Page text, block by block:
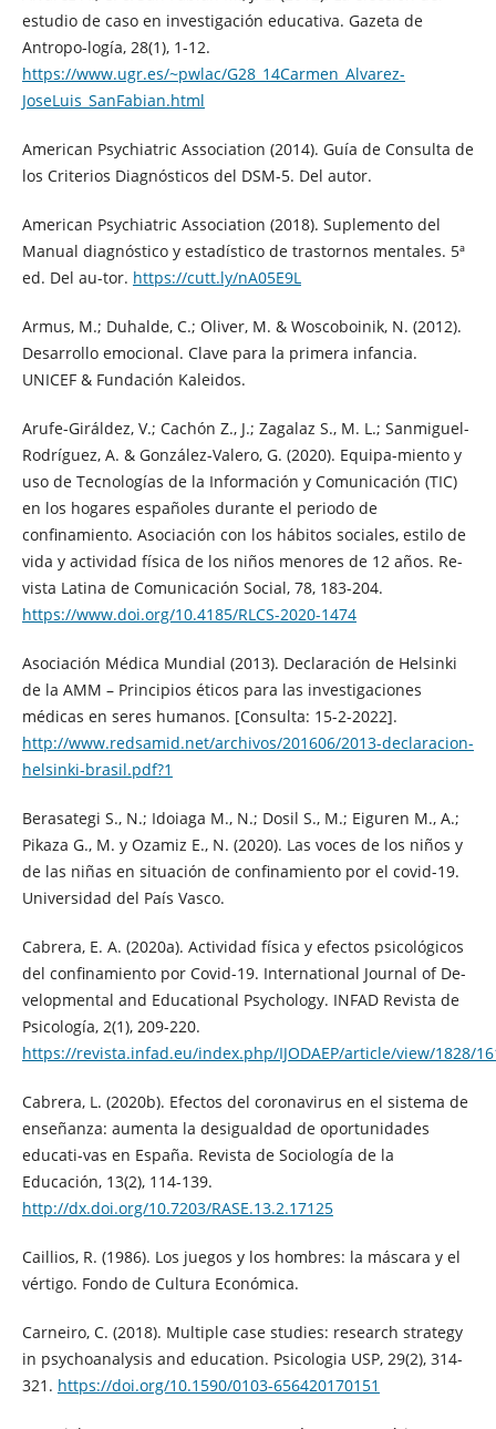
estudio de caso en investigación educativa. Gazeta de
Antropo-logía, 28(1), 1-12.
https://www.ugr.es/~pwlac/G28_14Carmen_Alvarez-
JoseLuis_SanFabian.html
American Psychiatric Association (2014). Guía de Consulta de
los Criterios Diagnósticos del DSM-5. Del autor.
American Psychiatric Association (2018). Suplemento del
Manual diagnóstico y estadístico de trastornos mentales. 5ª
ed. Del au-tor. https://cutt.ly/nA05E9L
Armus, M.; Duhalde, C.; Oliver, M. & Woscoboinik, N. (2012).
Desarrollo emocional. Clave para la primera infancia.
UNICEF & Fundación Kaleidos.
Arufe-Giráldez, V.; Cachón Z., J.; Zagalaz S., M. L.; Sanmiguel-
Rodríguez, A. & González-Valero, G. (2020). Equipa-miento y
uso de Tecnologías de la Información y Comunicación (TIC)
en los hogares españoles durante el periodo de
confinamiento. Asociación con los hábitos sociales, estilo de
vida y actividad física de los niños menores de 12 años. Re-
vista Latina de Comunicación Social, 78, 183-204.
https://www.doi.org/10.4185/RLCS-2020-1474
Asociación Médica Mundial (2013). Declaración de Helsinki
de la AMM – Principios éticos para las investigaciones
médicas en seres humanos. [Consulta: 15-2-2022].
http://www.redsamid.net/archivos/201606/2013-declaracion-
helsinki-brasil.pdf?1
Berasategi S., N.; Idoiaga M., N.; Dosil S., M.; Eiguren M., A.;
Pikaza G., M. y Ozamiz E., N. (2020). Las voces de los niños y
de las niñas en situación de confinamiento por el covid-19.
Universidad del País Vasco.
Cabrera, E. A. (2020a). Actividad física y efectos psicológicos
del confinamiento por Covid-19. International Journal of De-
velopmental and Educational Psychology. INFAD Revista de
Psicología, 2(1), 209-220.
https://revista.infad.eu/index.php/IJODAEP/article/view/1828/
Cabrera, L. (2020b). Efectos del coronavirus en el sistema de
enseñanza: aumenta la desigualdad de oportunidades
educati-vas en España. Revista de Sociología de la
Educación, 13(2), 114-139.
http://dx.doi.org/10.7203/RASE.13.2.17125
Caillios, R. (1986). Los juegos y los hombres: la máscara y el
vértigo. Fondo de Cultura Económica.
Carneiro, C. (2018). Multiple case studies: research strategy
in psychoanalysis and education. Psicologia USP, 29(2), 314-
321. https://doi.org/10.1590/0103-656420170151